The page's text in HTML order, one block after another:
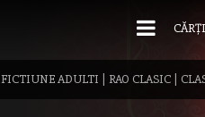
FICTIUNE ADULTI RAO CLASIC|